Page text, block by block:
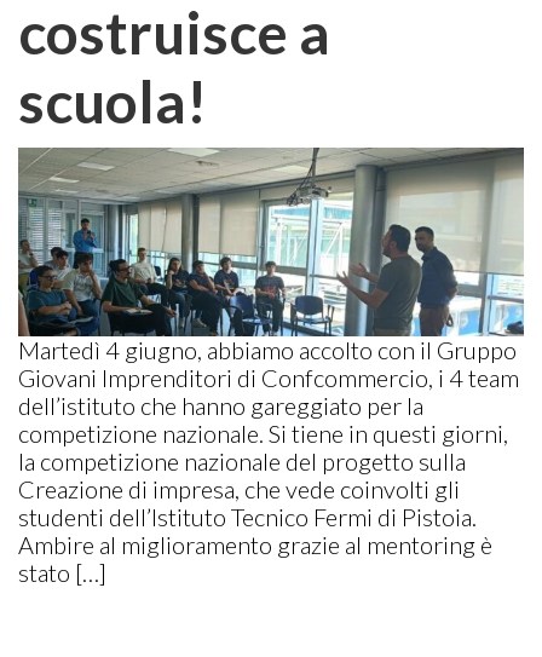
costruisce a
scuola!
Martedì 4 giugno, abbiamo accolto con il Gruppo
Giovani Imprenditori di Confcommercio, i 4 team
dell’istituto che hanno gareggiato per la
competizione nazionale. Si tiene in questi giorni,
la competizione nazionale del progetto sulla
Creazione di impresa, che vede coinvolti gli
studenti dell’Istituto Tecnico Fermi di Pistoia.
Ambire al miglioramento grazie al mentoring è
stato […]